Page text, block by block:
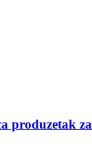
produzetak